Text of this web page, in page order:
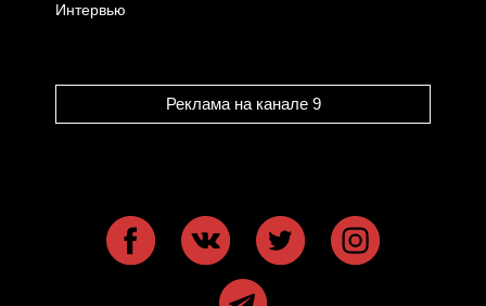
Интервью
Реклама на канале 9